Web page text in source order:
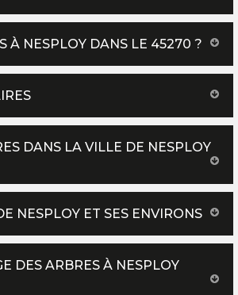
À NESPLOY DANS LE 45270 ?
DANS LA VILLE DE NESPLOY
NESPLOY ET SES ENVIRONS
DES ARBRES À NESPLOY